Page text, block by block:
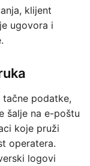
klijent
ugovora i
podatke,
šalje na e-poštu
koje pruži
operatera.
logovi